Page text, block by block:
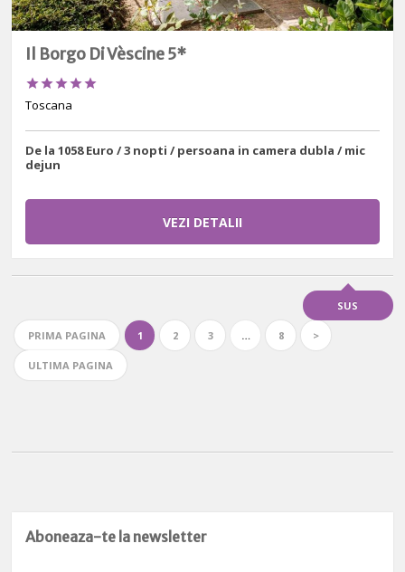
Il Borgo Di Vèscine 5*

Toscana
De la 1058 Euro / 3 nopti / persoana in camera dubla / mic
dejun
VEZI DETALII
SUS
PRIMA PAGINA 1 2 3 … 8 >
ULTIMA PAGINA
Aboneaza-te la newsletter